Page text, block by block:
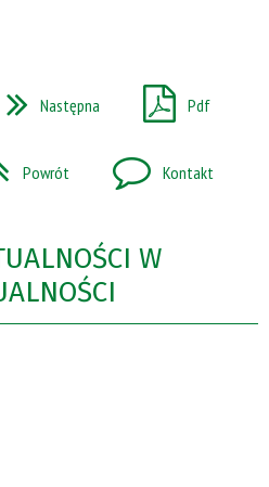
Następna Pdf
Powrót Kontakt
W